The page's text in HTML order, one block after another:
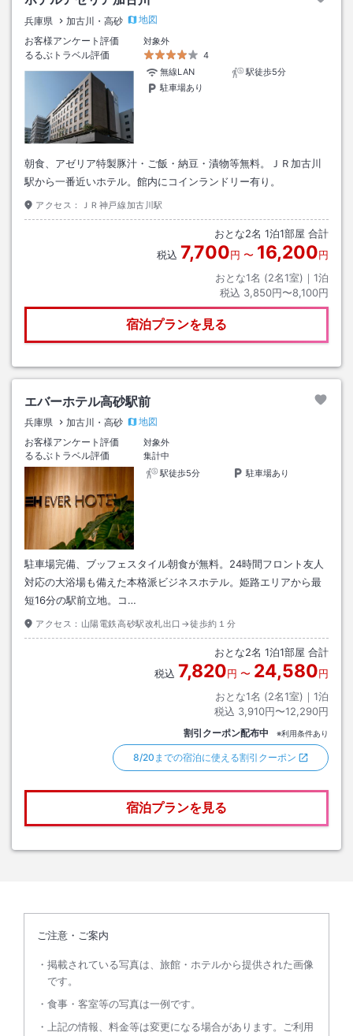
兵庫県 加古川・高砂
地図
お客様アンケート評価
対象外
るるぶトラベル評価
4
無線LAN
駅徒歩5分
駐車場あり
朝食、アゼリア特製豚汁・ご飯・納豆・漬物等無料。ＪＲ加古川
駅から一番近いホテル。館内にコインランドリー有り。
アクセス： ＪＲ神戸線加古川駅
おとな2名 1泊1部屋 合計
税込 7,700円 〜 16,200円
おとな1名 (2名1室)｜ 1泊
税込 3,850円〜8,100円
宿泊プランを見る
エバーホテル高砂駅前
兵庫県 加古川・高砂
地図
お客様アンケート評価
対象外
るるぶトラベル評価
集計中
駅徒歩5分
駐車場あり
駐車場完備、ブッフェスタイル朝食が無料。24時間フロント友人
対応の大浴場も備えた本格派ビジネスホテル。姫路エリアから最
短16分の駅前立地。コ…
アクセス： 山陽電鉄高砂駅改札出口→徒歩約１分
おとな2名 1泊1部屋 合計
税込 7,820円 〜 24,580円
おとな1名 (2名1室)｜ 1泊
税込 3,910円〜12,290円
割引クーポン配布中 ※利用条件あり
8/20までの宿泊に使える割引クーポン
宿泊プランを見る
ご注意・ご案内
掲載されている写真は、旅館・ホテルから提供された画像
です。
食事・客室等の写真は一例です。
上記の情報、料金等は変更になる場合があります。ご利用